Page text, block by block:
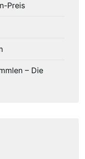
Preis
– Die